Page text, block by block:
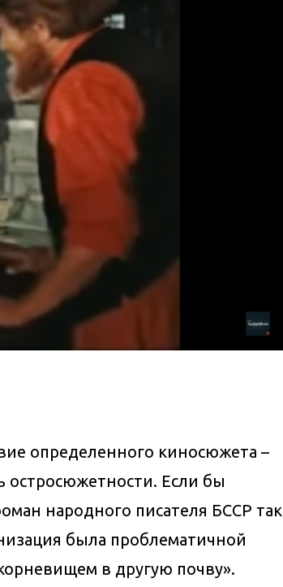
определенного киносюжета –
остросюжетности. Если бы
народного писателя БССР так
была проблематичной
в другую почву».